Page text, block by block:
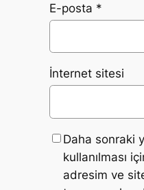
E-posta *
İnternet sitesi
Daha sonraki
kullanılması
adresim ve